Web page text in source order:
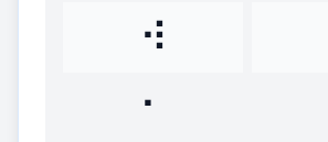
⠺
⠁